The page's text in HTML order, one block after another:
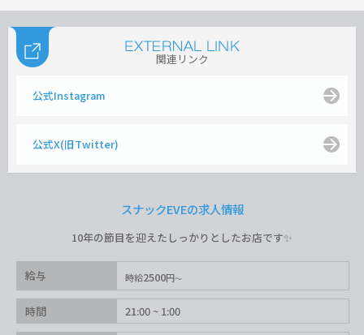
関連リンク
公式Instagram
公式X(旧Twitter)
スナックEVEの求人情報
10年の節目を迎えたしっかりとしたお店です✨️
給与 時給2500円
時間 21:00 ~ 1:00